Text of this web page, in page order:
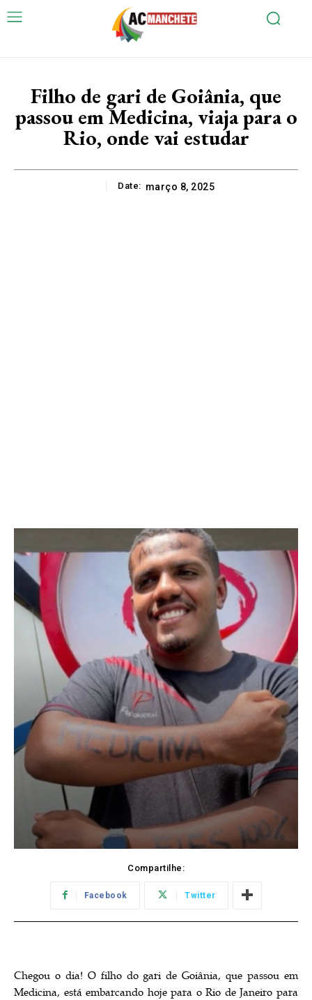
Filho de gari de Goiânia, que
passou em Medicina, viaja para o
Rio, onde vai estudar
Date: março 8, 2025
Compartilhe:
Facebook Twitter
Chegou o dia! O filho do gari de Goiânia, que passou em
Medicina, está embarcando hoje para o Rio de Janeiro para